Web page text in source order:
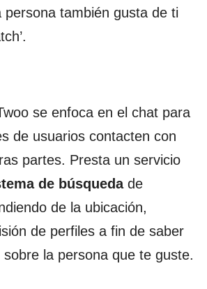
persona también gusta de ti
se enfoca en el chat para
de usuarios contacten con
partes. Presta un servicio
de búsquedade
de la ubicación,
de perfiles a fin de saber
la persona que te guste.